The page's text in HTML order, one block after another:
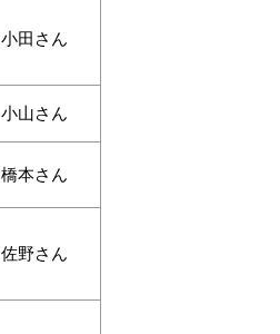
小田さん
小山さん
橋本さん
佐野さん